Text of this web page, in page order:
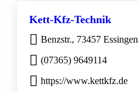
Kett-Kfz-Technik
Benzstr., 73457 Essingen
(07365) 9649114
https://www.kettkfz.de